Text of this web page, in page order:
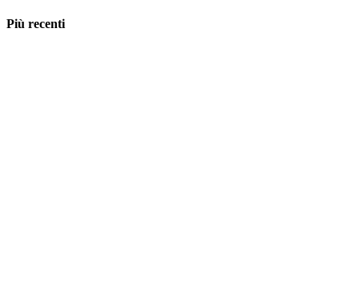
Più recenti